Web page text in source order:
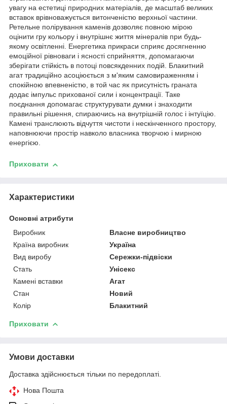
увагу на естетиці природних матеріалів, де масштаб великих
вставок врівноважується витонченістю верхньої частини.
Ретельне полірування каменів дозволяє повною мірою
оцінити гру кольору і внутрішнє життя мінералів при будь-
якому освітленні. Енергетика прикраси сприяє досягненню
емоційної рівноваги і ясності сприйняття, допомагаючи
зберігати стійкість в потоці повсякденних подій. Блакитний
агат традиційно асоціюється з м'яким самовираженням і
спокійною впевненістю, в той час як присутність граната
додає імпульс прихованої сили і концентрації. Таке
поєднання допомагає структурувати думки і знаходити
правильні рішення, спираючись на внутрішній голос і інтуїцію.
Камені транслюють відчуття чистоти і нескінченного простору,
наповнюючи простір навколо власника творчою і мирною
енергією.
Приховати
Характеристики
Основні атрибути
Виробник
Власне виробництво
Країна виробник
Україна
Вид виробу
Сережки-підвіски
Стать
Унісекс
Камені вставки
Агат
Стан
Новий
Колір
Блакитний
Приховати
Умови доставки
Доставка здійснюється тільки по передоплаті.
Нова Пошта